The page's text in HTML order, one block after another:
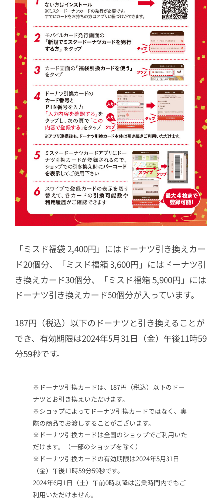
「ミスド福袋 2,400円」にはドーナツ引き換えカー
ド20個分、「ミスド福箱 3,600円」にはドーナツ引
き換えカード30個分、「ミスド福箱 5,900円」には
ドーナツ引き換えカード50個分が入っています。
187円（税込）以下のドーナツと引き換えることが
でき、有効期限は2024年5月31日（金）午後11時59
分59秒です。
※ドーナツ引換カードは、187円（税込）以下のドー
ナツとお引き換えいただけます。
※ショップによってドーナツ引換カードではなく、実
際の商品でお渡しすることがございます。
※ドーナツ引換カードは全国のショップでご利用いた
だけます。（一部のショップを除く）
※ドーナツ引換カードの有効期限は2024年5月31日
（金）午後11時59分59秒です。
2024年6月1日（土）午前0時以降は営業時間内でもご
利用いただけません。